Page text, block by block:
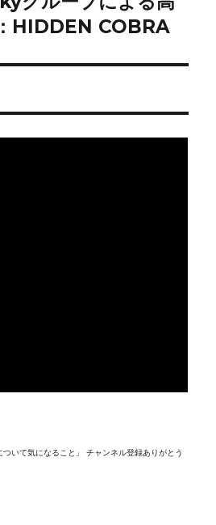
HIDDEN COBRA
ついて気になること」 チャンネル登録ありがとう